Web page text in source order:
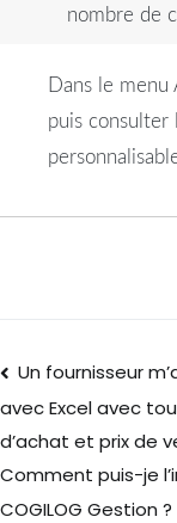
nombre de
Dans le menu
puis consulter
Un fournisseur
avec Excel avec
d’achat et prix de
Comment puis-je
COGILOG Gestion ?